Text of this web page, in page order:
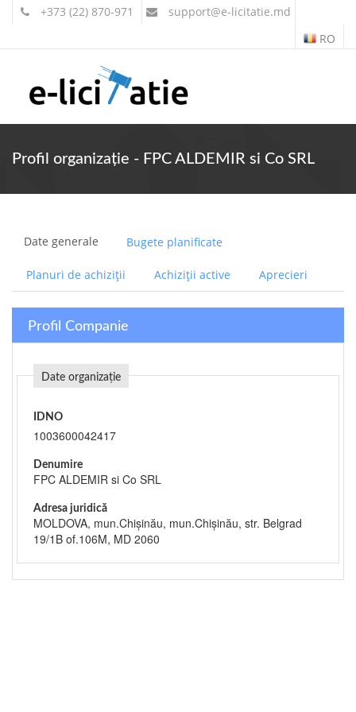
+373 (22) 870-971 support@e-licitatie.md
RO
Profil organizație - FPC ALDEMIR si Co SRL
Date generale Bugete planificate
Planuri de achiziții Achiziții active Aprecieri
Profil Companie
Date organizație
IDNO
1003600042417
Denumire
FPC ALDEMIR si Co SRL
Adresa juridică
MOLDOVA, mun.Chişinău, mun.Chişinău, str. Belgrad
19/1B of.106M, MD 2060